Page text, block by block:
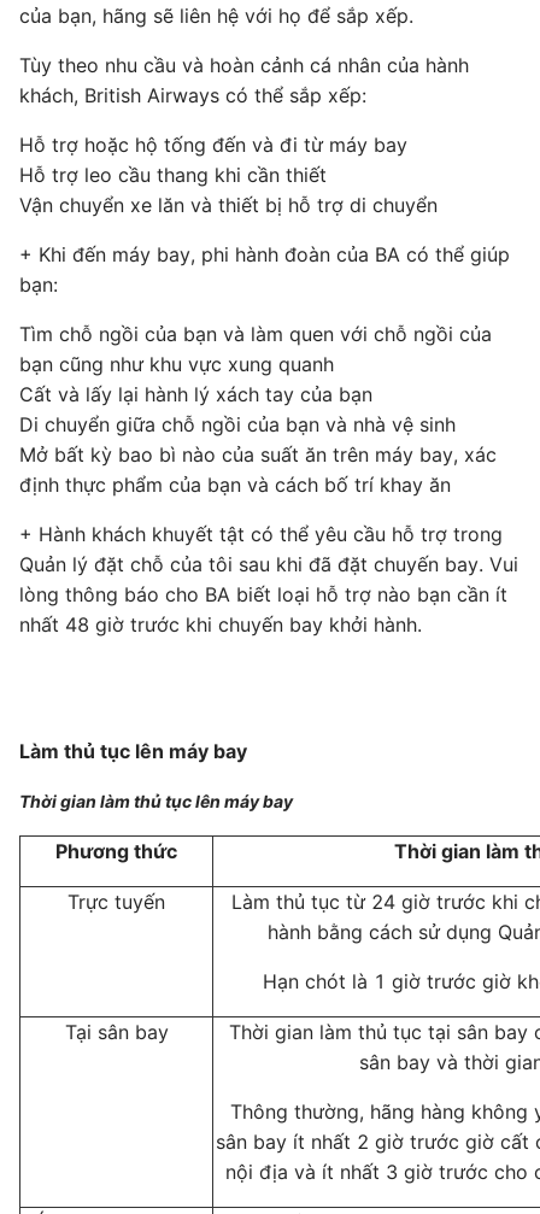
của bạn, hãng sẽ liên hệ với họ để sắp xếp.
Tùy theo nhu cầu và hoàn cảnh cá nhân của hành
khách, British Airways có thể sắp xếp:
Hỗ trợ hoặc hộ tống đến và đi từ máy bay
Hỗ trợ leo cầu thang khi cần thiết
Vận chuyển xe lăn và thiết bị hỗ trợ di chuyển
+ Khi đến máy bay, phi hành đoàn của BA có thể giúp
bạn:
Tìm chỗ ngồi của bạn và làm quen với chỗ ngồi của
bạn cũng như khu vực xung quanh
Cất và lấy lại hành lý xách tay của bạn
Di chuyển giữa chỗ ngồi của bạn và nhà vệ sinh
Mở bất kỳ bao bì nào của suất ăn trên máy bay, xác
định thực phẩm của bạn và cách bố trí khay ăn
+ Hành khách khuyết tật có thể yêu cầu hỗ trợ trong
Quản lý đặt chỗ của tôi sau khi đã đặt chuyến bay. Vui
lòng thông báo cho BA biết loại hỗ trợ nào bạn cần ít
nhất 48 giờ trước khi chuyến bay khởi hành.
Làm thủ tục lên máy bay
Thời gian làm thủ tục lên máy bay
Phương thức Thời gian làm
Trực tuyến
Làm thủ tục từ 24 giờ trước khi
hành bằng cách sử dụng
Hạn chót là 1 giờ trước giờ
Tại sân bay
Thời gian làm thủ tục tại sân
sân bay và thời
Thông thường, hãng hàng không
sân bay ít nhất 2 giờ trước giờ cất
nội địa và ít nhất 3 giờ trước cho